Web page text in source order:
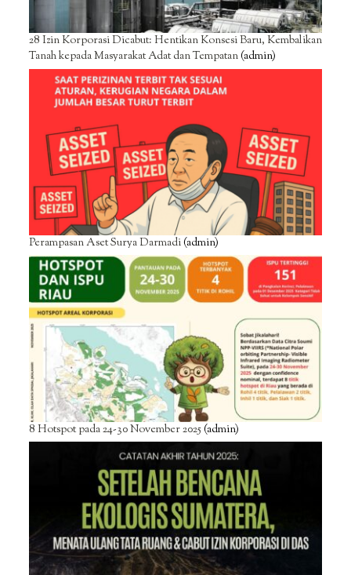
28 Izin Korporasi Dicabut: Hentikan Konsesi Baru, Kembalikan
Tanah kepada Masyarakat Adat dan Tempatan(admin)
Perampasan Aset Surya Darmadi(admin)
8 Hotspot pada 24-30 November 2025(admin)